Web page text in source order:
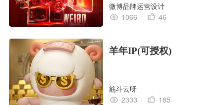
微博品牌运营设计
1066
46
羊年IP(可授权)
筋斗云呀
2333
185